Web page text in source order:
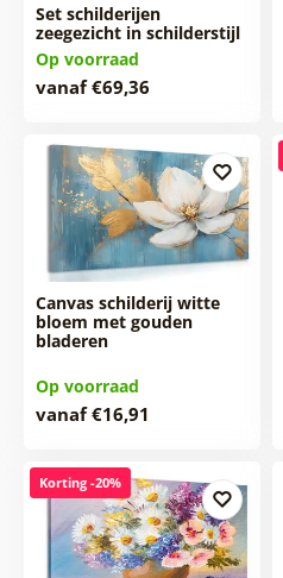
Set schilderijen
zeegezicht in schilderstijl
Op voorraad
vanaf €69,36
Canvas schilderij witte
bloem met gouden
bladeren
Op voorraad
vanaf €16,91
Korting -20%